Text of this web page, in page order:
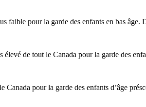
pour la garde des enfants en bas âge.
de tout le Canada pour la garde des
pour la garde des enfants d’âge